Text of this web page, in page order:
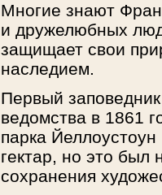
Многие знают
и дружелюбных
защищает свои
наследием.
Первый
ведомства в 1861
парка
гектар, но это был
сохранения